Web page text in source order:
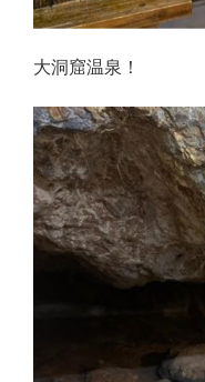
大洞窟温泉！